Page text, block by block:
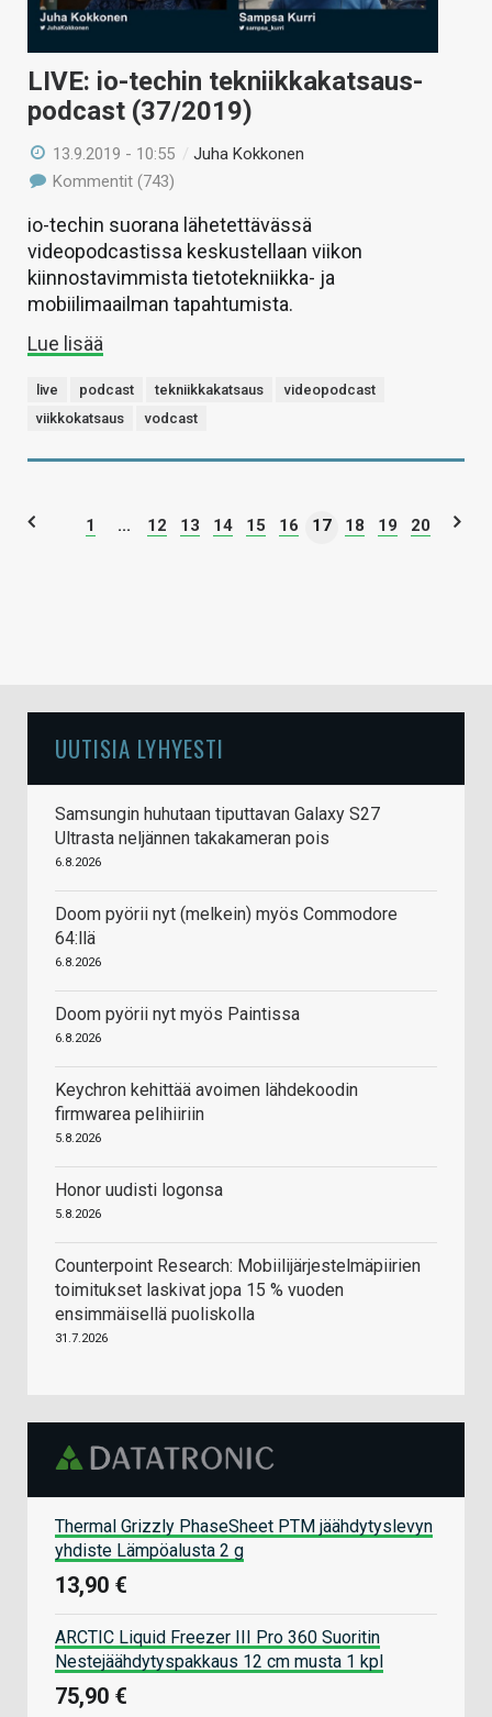
LIVE: io-techin tekniikkakatsaus-
podcast (37/2019)
13.9.2019 - 10:55 /Juha Kokkonen
Kommentit (743)
io-techin suorana lähetettävässä
videopodcastissa keskustellaan viikon
kiinnostavimmista tietotekniikka- ja
mobiilimaailman tapahtumista.
Lue lisää
live podcast tekniikkakatsaus
videopodcast
viikkokatsaus
vodcast
1 ... 12 13 14 15 16 17 18 19 20
UUTISIA LYHYESTI
Samsungin huhutaan tiputtavan Galaxy S27
Ultrasta neljännen takakameran pois
6.8.2026
Doom pyörii nyt (melkein) myös Commodore
64:llä
6.8.2026
Doom pyörii nyt myös Paintissa
6.8.2026
Keychron kehittää avoimen lähdekoodin
firmwarea pelihiiriin
5.8.2026
Honor uudisti logonsa
5.8.2026
Counterpoint Research: Mobiilijärjestelmäpiirien
toimitukset laskivat jopa 15 % vuoden
ensimmäisellä puoliskolla
31.7.2026
Thermal Grizzly PhaseSheet PTM jäähdytyslevyn
yhdiste Lämpöalusta 2 g
13,90 €
ARCTIC Liquid Freezer III Pro 360 Suoritin
Nestejäähdytyspakkaus 12 cm musta 1 kpl
75,90 €